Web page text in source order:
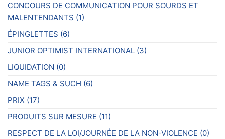
CONCOURS DE COMMUNICATION POUR SOURDS ET
MALENTENDANTS (1)
ÉPINGLETTES (6)
JUNIOR OPTIMIST INTERNATIONAL (3)
LIQUIDATION (0)
NAME TAGS & SUCH (6)
PRIX (17)
PRODUITS SUR MESURE (11)
RESPECT DE LA LOI/JOURNÉE DE LA NON-VIOLENCE (0)